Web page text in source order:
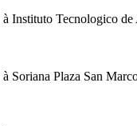
à Instituto Tecnologico de
à Soriana Plaza San